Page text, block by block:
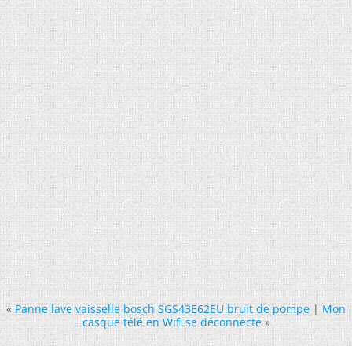
« Panne lave vaisselle bosch SGS43E62EU bruit de pompe|Mon
casque télé en Wifi se déconnecte »